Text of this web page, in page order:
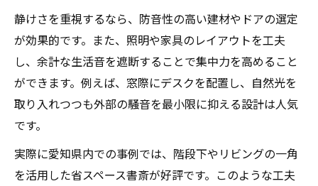
リビング隣接の書斎活用で暮らしが変わる
書斎の収納工夫で趣味道具も仕事道具も整
理
愛知県で叶える上質な書斎デザインのヒント
愛知県の素材を生かした書斎空間づくりの
書斎に高級感を与えるデザインアイデア集
注文住宅で叶える理想の書斎設計ポイント
静けさを重視するなら、防音性の高い建材やドアの選定
が効果的です。また、照明や家具のレイアウトを工夫
し、余計な生活音を遮断することで集中力を高めること
ができます。例えば、窓際にデスクを配置し、自然光を
取り入れつつも外部の騒音を最小限に抑える設計は人気
です。
実際に愛知県内での事例では、階段下やリビングの一角
を活用した省スペース書斎が好評です。このような工夫